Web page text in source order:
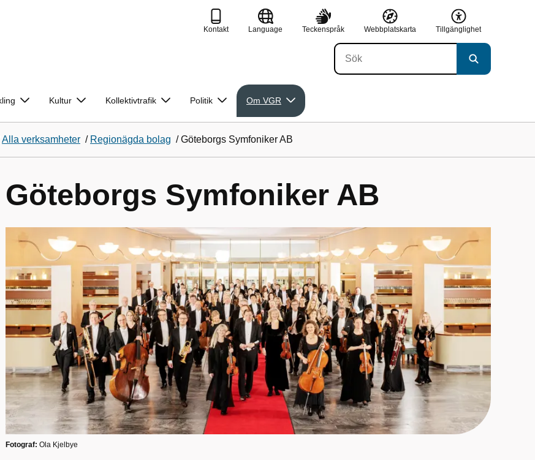
Kontakt Language Teckenspråk Webbplatskarta Tillgänglighet
Kultur Kollektivtrafik Politik Om VGR
Alla verksamheter / Regionägda bolag /Göteborgs Symfoniker AB
Göteborgs Symfoniker AB
Fotograf: Ola Kjelbye